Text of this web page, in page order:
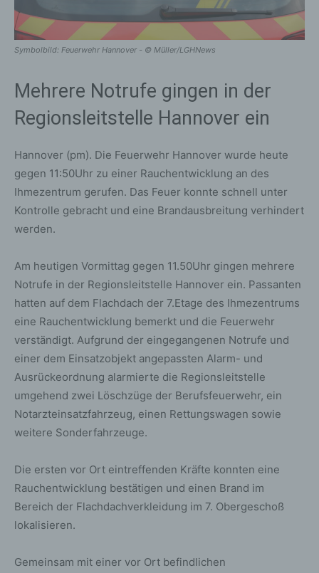
Symbolbild: Feuerwehr Hannover - © Müller/LGHNews
Mehrere Notrufe gingen in der
Regionsleitstelle Hannover ein
Hannover (pm). Die Feuerwehr Hannover wurde heute
gegen 11:50Uhr zu einer Rauchentwicklung an des
Ihmezentrum gerufen. Das Feuer konnte schnell unter
Kontrolle gebracht und eine Brandausbreitung verhindert
werden.
Am heutigen Vormittag gegen 11.50Uhr gingen mehrere
Notrufe in der Regionsleitstelle Hannover ein. Passanten
hatten auf dem Flachdach der 7.Etage des Ihmezentrums
eine Rauchentwicklung bemerkt und die Feuerwehr
verständigt. Aufgrund der eingegangenen Notrufe und
einer dem Einsatzobjekt angepassten Alarm- und
Ausrückeordnung alarmierte die Regionsleitstelle
umgehend zwei Löschzüge der Berufsfeuerwehr, ein
Notarzteinsatzfahrzeug, einen Rettungswagen sowie
weitere Sonderfahrzeuge.
Die ersten vor Ort eintreffenden Kräfte konnten eine
Rauchentwicklung bestätigen und einen Brand im
Bereich der Flachdachverkleidung im 7. Obergeschoß
lokalisieren.
Gemeinsam mit einer vor Ort befindlichen